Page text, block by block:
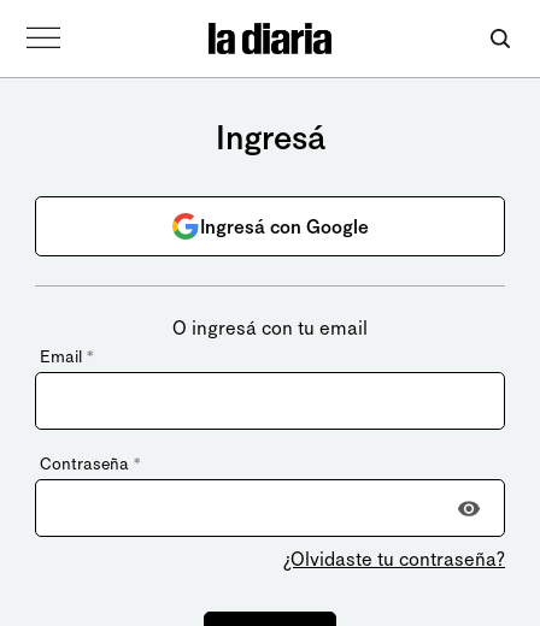
Ingresá
Ingresá con Google
O ingresá con tu email
Email *
Contraseña *
¿Olvidaste tu contraseña?